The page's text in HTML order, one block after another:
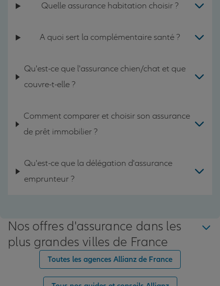
Quelle assurance habitation choisir ?
A quoi sert la complémentaire santé ?
Qu'est-ce que l'assurance chien/chat et que
couvre-t-elle ?
Comment comparer et choisir son assurance
de prêt immobilier ?
Qu'est-ce que la délégation d'assurance
emprunteur ?
Nos offres d'assurance dans les
plus grandes villes de France
Toutes les agences Allianz de France